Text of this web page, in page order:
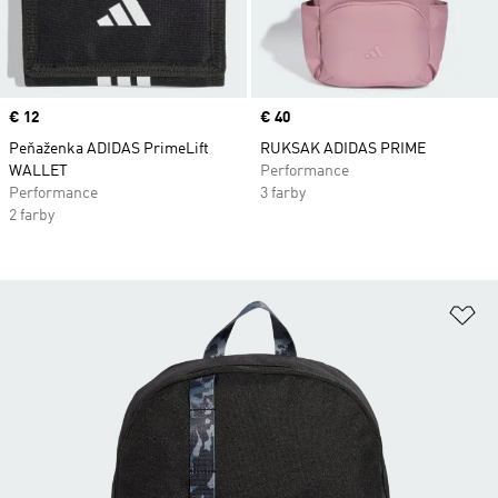
Price
€ 12
Peňaženka ADIDAS PrimeLift
WALLET
Performance
2 farby
Price
€ 40
RUKSAK ADIDAS PRIME
Performance
3 farby